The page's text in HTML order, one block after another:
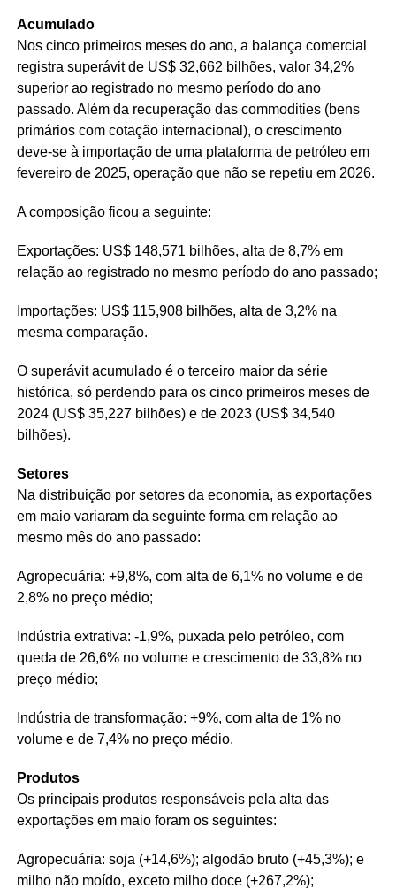
Acumulado
Nos cinco primeiros meses do ano, a balança comercial
registra superávit de US$ 32,662 bilhões, valor 34,2%
superior ao registrado no mesmo período do ano
passado. Além da recuperação das commodities (bens
primários com cotação internacional), o crescimento
deve-se à importação de uma plataforma de petróleo em
fevereiro de 2025, operação que não se repetiu em 2026.
A composição ficou a seguinte:
Exportações: US$ 148,571 bilhões, alta de 8,7% em
relação ao registrado no mesmo período do ano passado;
Importações: US$ 115,908 bilhões, alta de 3,2% na
mesma comparação.
O superávit acumulado é o terceiro maior da série
histórica, só perdendo para os cinco primeiros meses de
2024 (US$ 35,227 bilhões) e de 2023 (US$ 34,540
bilhões).
Setores
Na distribuição por setores da economia, as exportações
em maio variaram da seguinte forma em relação ao
mesmo mês do ano passado:
Agropecuária: +9,8%, com alta de 6,1% no volume e de
2,8% no preço médio;
Indústria extrativa: -1,9%, puxada pelo petróleo, com
queda de 26,6% no volume e crescimento de 33,8% no
preço médio;
Indústria de transformação: +9%, com alta de 1% no
volume e de 7,4% no preço médio.
Produtos
Os principais produtos responsáveis pela alta das
exportações em maio foram os seguintes:
Agropecuária: soja (+14,6%); algodão bruto (+45,3%); e
milho não moído, exceto milho doce (+267,2%);